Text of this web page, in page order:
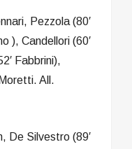
Pezzola (80′
), Candellori (60′
Fabbrini),
All.
De Silvestro (89′